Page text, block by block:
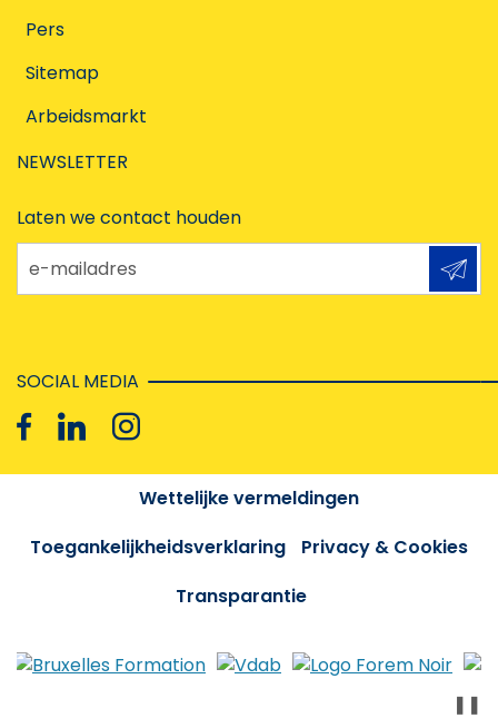
Pers
Sitemap
Arbeidsmarkt
NEWSLETTER
Laten we contact houden
e-mailadres
SOCIAL MEDIA
Wettelijke vermeldingen
Toegankelijkheidsverklaring
Privacy & Cookies
Transparantie
❚❚